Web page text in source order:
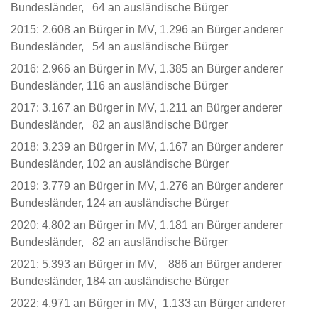
Bundesländer, 64 an ausländische Bürger
2015: 2.608 an Bürger in MV, 1.296 an Bürger anderer
Bundesländer, 54 an ausländische Bürger
2016: 2.966 an Bürger in MV, 1.385 an Bürger anderer
Bundesländer, 116 an ausländische Bürger
2017: 3.167 an Bürger in MV, 1.211 an Bürger anderer
Bundesländer, 82 an ausländische Bürger
2018: 3.239 an Bürger in MV, 1.167 an Bürger anderer
Bundesländer, 102 an ausländische Bürger
2019: 3.779 an Bürger in MV, 1.276 an Bürger anderer
Bundesländer, 124 an ausländische Bürger
2020: 4.802 an Bürger in MV, 1.181 an Bürger anderer
Bundesländer, 82 an ausländische Bürger
2021: 5.393 an Bürger in MV, 886 an Bürger anderer
Bundesländer, 184 an ausländische Bürger
2022: 4.971 an Bürger in MV, 1.133 an Bürger anderer